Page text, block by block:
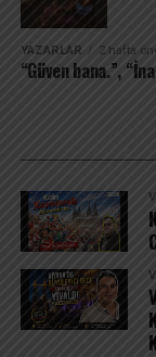
içimden
demektir; ben
YAZARLAR 2 hafta
“Güven bana.”,